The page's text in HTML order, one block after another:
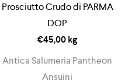
Prosciutto Crudo di PARMA
DOP
€45,00kg
Antica Salumeria Pantheon
Ansuini